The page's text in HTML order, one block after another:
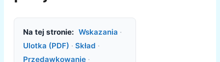
Na tej stronie: Wskazania ·
Ulotka (PDF) · Skład ·
Przedawkowanie ·